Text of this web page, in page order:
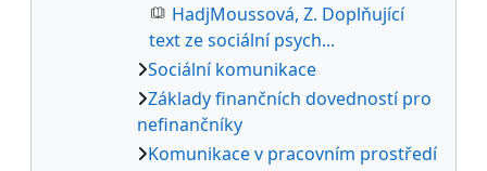
HadjMoussová, Z. Doplňující
text ze sociální psych...
Sociální komunikace
Základy finančních dovedností pro
nefinančníky
Komunikace v pracovním prostředí